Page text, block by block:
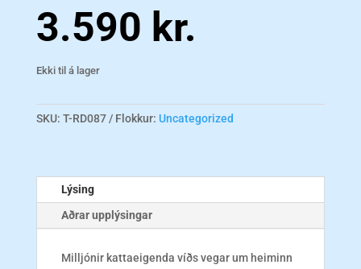
3.590 kr.
Ekki til á lager
SKU: T-RD087 Flokkur: Uncategorized
Lýsing
Aðrar upplýsingar
Milljónir kattaeigenda víðs vegar um heiminn